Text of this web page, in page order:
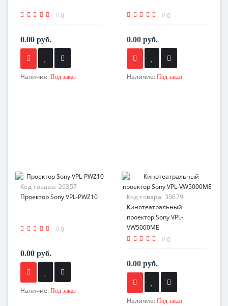
0
0.00 руб.
Наличие: Под заказ
0
0.00 руб.
Наличие: Под заказ
Код товара: 26357
Проектор Sony VPL-PWZ10
0
0.00 руб.
Наличие: Под заказ
Код товара: 30679
Кинотеатральный
проектор Sony VPL-
VW5000ME
0
0.00 руб.
Наличие: Под заказ